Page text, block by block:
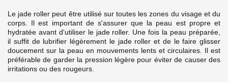
Le jade roller peut être utilisé sur toutes les zones du visage et du
corps. Il est important de s'assurer que la peau est propre et
hydratée avant d'utiliser le jade roller. Une fois la peau préparée,
il suffit de lubrifier légèrement le jade roller et de le faire glisser
doucement sur la peau en mouvements lents et circulaires. Il est
préférable de garder la pression légère pour éviter de causer des
irritations ou des rougeurs.